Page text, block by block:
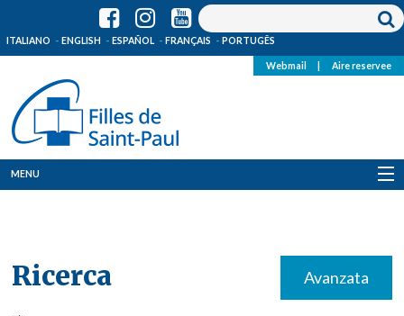
ITALIANO ENGLISH ESPAÑOL FRANÇAIS PORTUGÊS
Webmail Aire reservee
MENU
Ricerca Avanzata